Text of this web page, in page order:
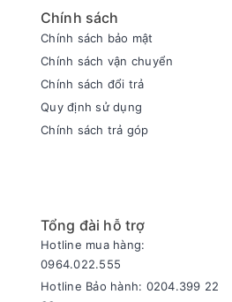
tách sạch sẽ, an toàn tuyệt đối
giúp nước có độ lạnh sâu,
Chính sách
Chính sách bảo mật
Chính sách vận chuyển
Chính sách đổi trả
Quy định sử dụng
Chính sách trả góp
Tổng đài hỗ trợ
Hotline mua hàng:
0964.022.555
Hotline Bảo hành: 0204.399 22